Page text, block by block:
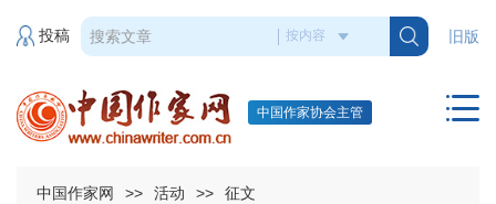
旧版
投稿
中国作家协会主管
中国作家网 >> 活动 >> 征文